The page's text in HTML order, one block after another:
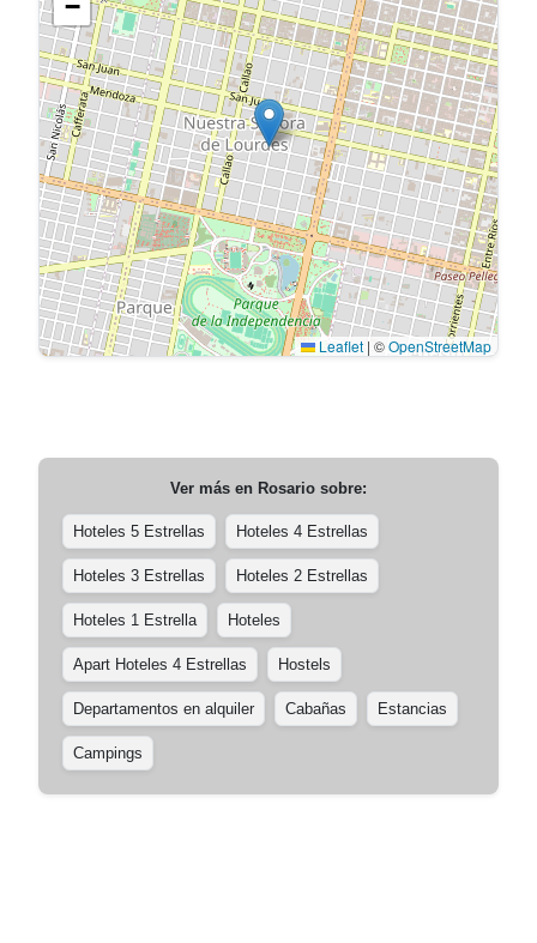
−
Leaflet | ©OpenStreetMap
Ver más en Rosario sobre:
Hoteles 5 Estrellas Hoteles 4 Estrellas
Hoteles 3 Estrellas Hoteles 2 Estrellas
Hoteles 1 Estrella Hoteles
Apart Hoteles 4 Estrellas Hostels
Departamentos en alquiler Cabañas Estancias
Campings